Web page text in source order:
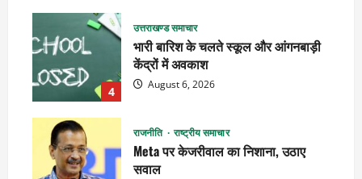
4
उत्तराखण्ड समाचार
भारी बारिश के चलते स्कूल और आंगनबाड़ी
केंद्रों में अवकाश
August 6, 2026
राजनीति राष्ट्रीय समाचार
Meta पर केजरीवाल का निशाना, उठाए
सवाल